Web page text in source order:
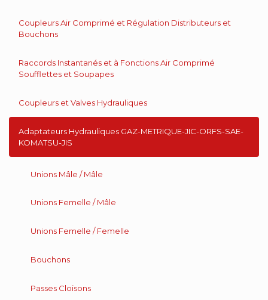
Coupleurs Air Comprimé et Régulation Distributeurs et
Bouchons
Raccords Instantanés et à Fonctions Air Comprimé
Soufflettes et Soupapes
Coupleurs et Valves Hydrauliques
Adaptateurs Hydrauliques GAZ-METRIQUE-JIC-ORFS-SAE-
KOMATSU-JIS
Unions Mâle / Mâle
Unions Femelle / Mâle
Unions Femelle / Femelle
Bouchons
Passes Cloisons